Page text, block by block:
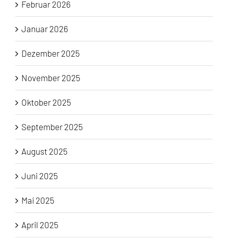
Februar 2026
Januar 2026
Dezember 2025
November 2025
Oktober 2025
September 2025
August 2025
Juni 2025
Mai 2025
April 2025